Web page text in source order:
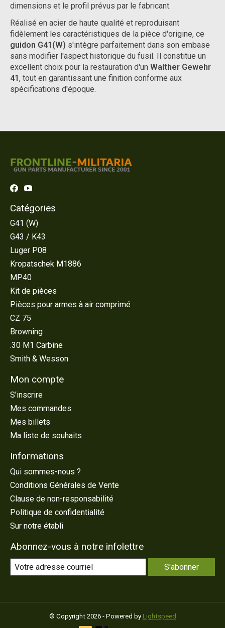
dimensions et le profil prévus par le fabricant.
Réalisé en acier de haute qualité et reproduisant
fidèlement les caractéristiques de la pièce d'origine, ce
guidon G41(W) s'intègre parfaitement dans son embase
sans modifier l'aspect historique du fusil. Il constitue un
excellent choix pour la restauration d'un Walther Gewehr
41, tout en garantissant une finition conforme aux
spécifications d'époque.
Catégories
G41 (W)
G43 / K43
Luger P08
Kropatschek M1886
MP40
Kit de pièces
Pièces pour armes à air comprimé
CZ 75
Browning
.30 M1 Carbine
Smith & Wesson
Mon compte
S'inscrire
Mes commandes
Mes billets
Ma liste de souhaits
Informations
Qui sommes-nous ?
Conditions Générales de Vente
Clause de non-responsabilité
Politique de confidentialité
Sur notre établi
Abonnez-vous à notre infolettre
S'abonner
© Copyright 2026 - Powered by Lightspeed